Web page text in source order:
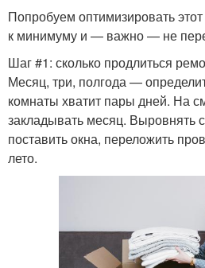
Попробуем оптимизировать
к минимуму и — важно — не
Шаг #1: сколько продлиться
Месяц, три, полгода —
комнаты хватит пары дней. На
закладывать месяц. Выровнять
поставить окна, переложить
лето.